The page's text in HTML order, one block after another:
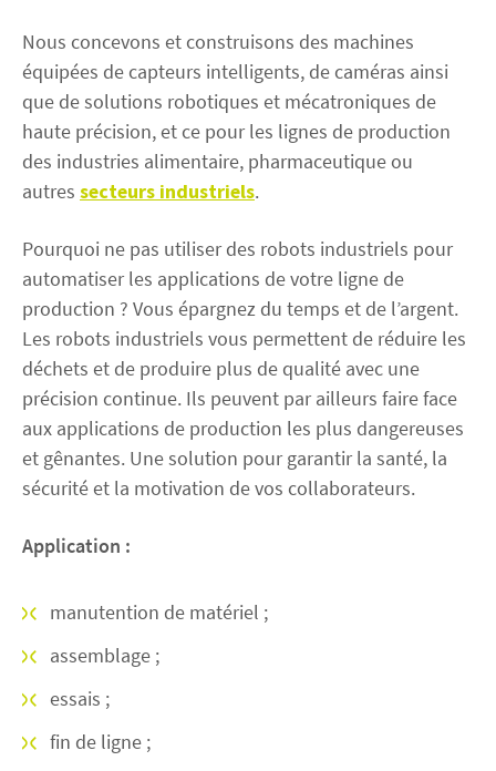
Travailler chez Actemium
Contact
Nous concevons et construisons des machines
équipées de capteurs intelligents, de caméras ainsi
que de solutions robotiques et mécatroniques de
haute précision, et ce pour les lignes de production
des industries alimentaire, pharmaceutique ou
autres secteurs industriels.
Pourquoi ne pas utiliser des robots industriels pour
automatiser les applications de votre ligne de
production ? Vous épargnez du temps et de l’argent.
Les robots industriels vous permettent de réduire les
déchets et de produire plus de qualité avec une
précision continue. Ils peuvent par ailleurs faire face
aux applications de production les plus dangereuses
et gênantes. Une solution pour garantir la santé, la
sécurité et la motivation de vos collaborateurs.
Application :
manutention de matériel ;
assemblage ;
essais ;
fin de ligne ;